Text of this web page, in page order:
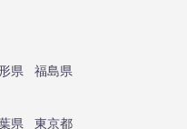
県
福島県
県
東京都